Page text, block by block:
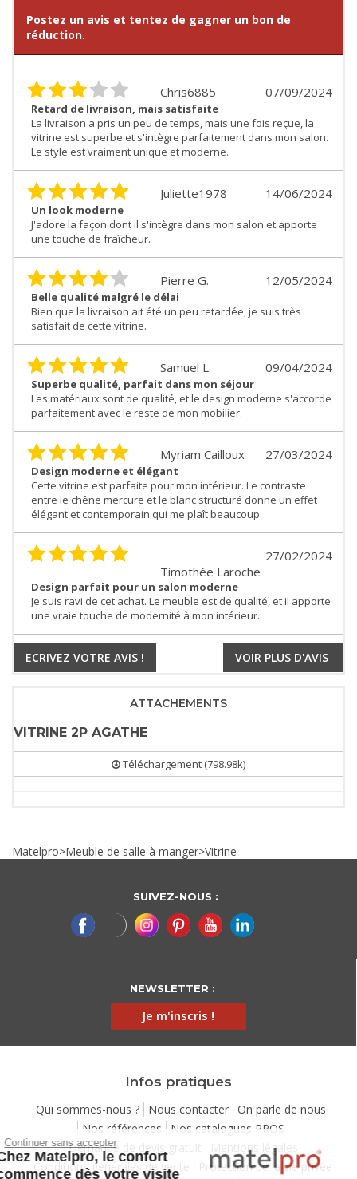
Postez un avis et tentez de gagner un bon de
réduction.
07/09/2024
Chris6885
Retard de livraison, mais satisfaite
La livraison a pris un peu de temps, mais une fois reçue, la
vitrine est superbe et s'intègre parfaitement dans mon salon.
Le style est vraiment unique et moderne.
14/06/2024
Juliette1978
Un look moderne
J'adore la façon dont il s'intègre dans mon salon et apporte
une touche de fraîcheur.
12/05/2024
Pierre G.
Belle qualité malgré le délai
Bien que la livraison ait été un peu retardée, je suis très
satisfait de cette vitrine.
09/04/2024
Samuel L.
Superbe qualité, parfait dans mon séjour
Les matériaux sont de qualité, et le design moderne s'accorde
parfaitement avec le reste de mon mobilier.
27/03/2024
Myriam Cailloux
Design moderne et élégant
Cette vitrine est parfaite pour mon intérieur. Le contraste
entre le chêne mercure et le blanc structuré donne un effet
élégant et contemporain qui me plaît beaucoup.
27/02/2024
Timothée Laroche
Design parfait pour un salon moderne
Je suis ravi de cet achat. Le meuble est de qualité, et il apporte
une vraie touche de modernité à mon intérieur.
ECRIVEZ VOTRE AVIS ! VOIR PLUS D'AVIS
ATTACHEMENTS
VITRINE 2P AGATHE
Téléchargement (798.98k)
Matelpro>Meuble de salle à manger>Vitrine
SUIVEZ-NOUS :
NEWSLETTER :
Je m'inscris !
Infos pratiques
Qui sommes-nous ? Nous contacter
On parle de nous
Nos références
Nos catalogues PROS
Demande de devis gratuit
Mentions légales
Conditions générales de vente
Protection de la vie privée
Continuer sans accepter
Chez Matelpro, le confort
commence dès votre visite